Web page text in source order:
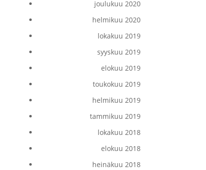
joulukuu 2020
helmikuu 2020
lokakuu 2019
syyskuu 2019
elokuu 2019
toukokuu 2019
helmikuu 2019
tammikuu 2019
lokakuu 2018
elokuu 2018
heinäkuu 2018